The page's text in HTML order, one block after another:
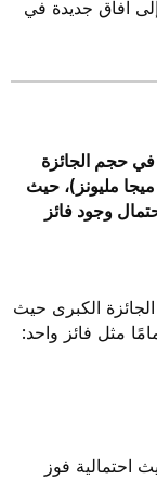
آفاق جديدة في
حجم الجائزة
مليونز)، حيث
وجود فائز
الكبرى حيث
مثل فائز واحد:
احتمالية فوز